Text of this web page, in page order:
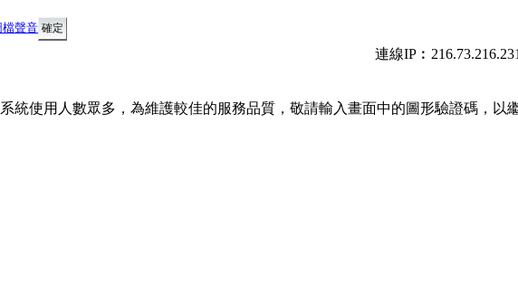
檔聲音
連線
統使用人數眾多，為維護較佳的服務品質，敬請輸入畫面中的圖形驗證碼，以